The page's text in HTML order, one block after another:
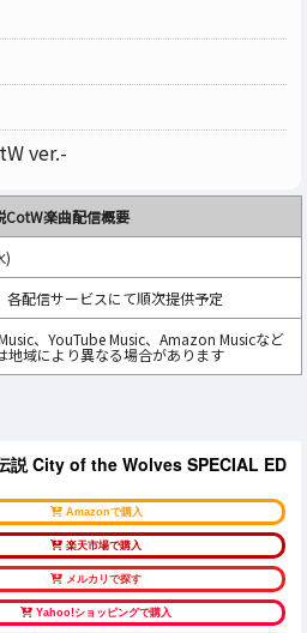
ver.-
CotW楽曲配信概要
)
各配信サービスにて順次提供予定
、YouTube Music、Amazon Musicなど
域により異なる場合があります
説 City of the Wolves SPECIAL ED
Amazonで購入
楽天市場で購入
メルカリで探す
Yahoo!ショッピングで購入